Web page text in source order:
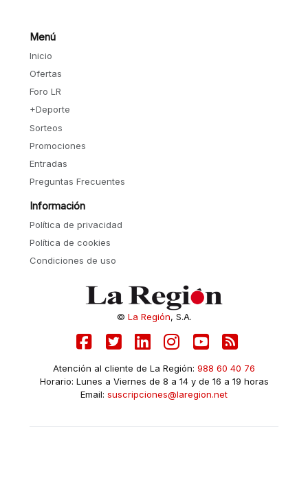
Menú
Inicio
Ofertas
Foro LR
+Deporte
Sorteos
Promociones
Entradas
Preguntas Frecuentes
Información
Política de privacidad
Política de cookies
Condiciones de uso
© La Región, S.A.
Atención al cliente de La Región: 988 60 40 76
Horario: Lunes a Viernes de 8 a 14 y de 16 a 19 horas
Email: suscripciones@laregion.net